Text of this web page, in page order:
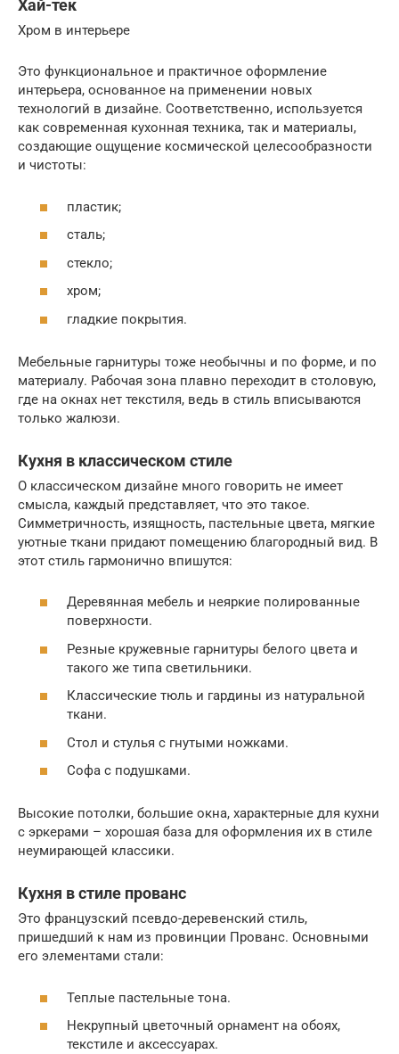
Хай-тек
Хром в интерьере
Это функциональное и практичное оформление
интерьера, основанное на применении новых
технологий в дизайне. Соответственно, используется
как современная кухонная техника, так и материалы,
создающие ощущение космической целесообразности
и чистоты:
пластик;
сталь;
стекло;
хром;
гладкие покрытия.
Мебельные гарнитуры тоже необычны и по форме, и по
материалу. Рабочая зона плавно переходит в столовую,
где на окнах нет текстиля, ведь в стиль вписываются
только жалюзи.
Кухня в классическом стиле
О классическом дизайне много говорить не имеет
смысла, каждый представляет, что это такое.
Симметричность, изящность, пастельные цвета, мягкие
уютные ткани придают помещению благородный вид. В
этот стиль гармонично впишутся:
Деревянная мебель и неяркие полированные
поверхности.
Резные кружевные гарнитуры белого цвета и
такого же типа светильники.
Классические тюль и гардины из натуральной
ткани.
Стол и стулья с гнутыми ножками.
Софа с подушками.
Высокие потолки, большие окна, характерные для кухни
с эркерами – хорошая база для оформления их в стиле
неумирающей классики.
Кухня в стиле прованс
Это французский псевдо-деревенский стиль,
пришедший к нам из провинции Прованс. Основными
его элементами стали:
Теплые пастельные тона.
Некрупный цветочный орнамент на обоях,
текстиле и аксессуарах.